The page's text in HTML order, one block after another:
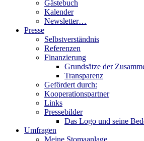
Gästebuch
Kalender
Newsletter…
Presse
Selbstverständnis
Referenzen
Finanzierung
Grundsätze der
Transparenz
Gefördert durch:
Kooperationspartner
Links
Pressebilder
Das Logo und seine
Umfragen
Meine Stomaanlage …